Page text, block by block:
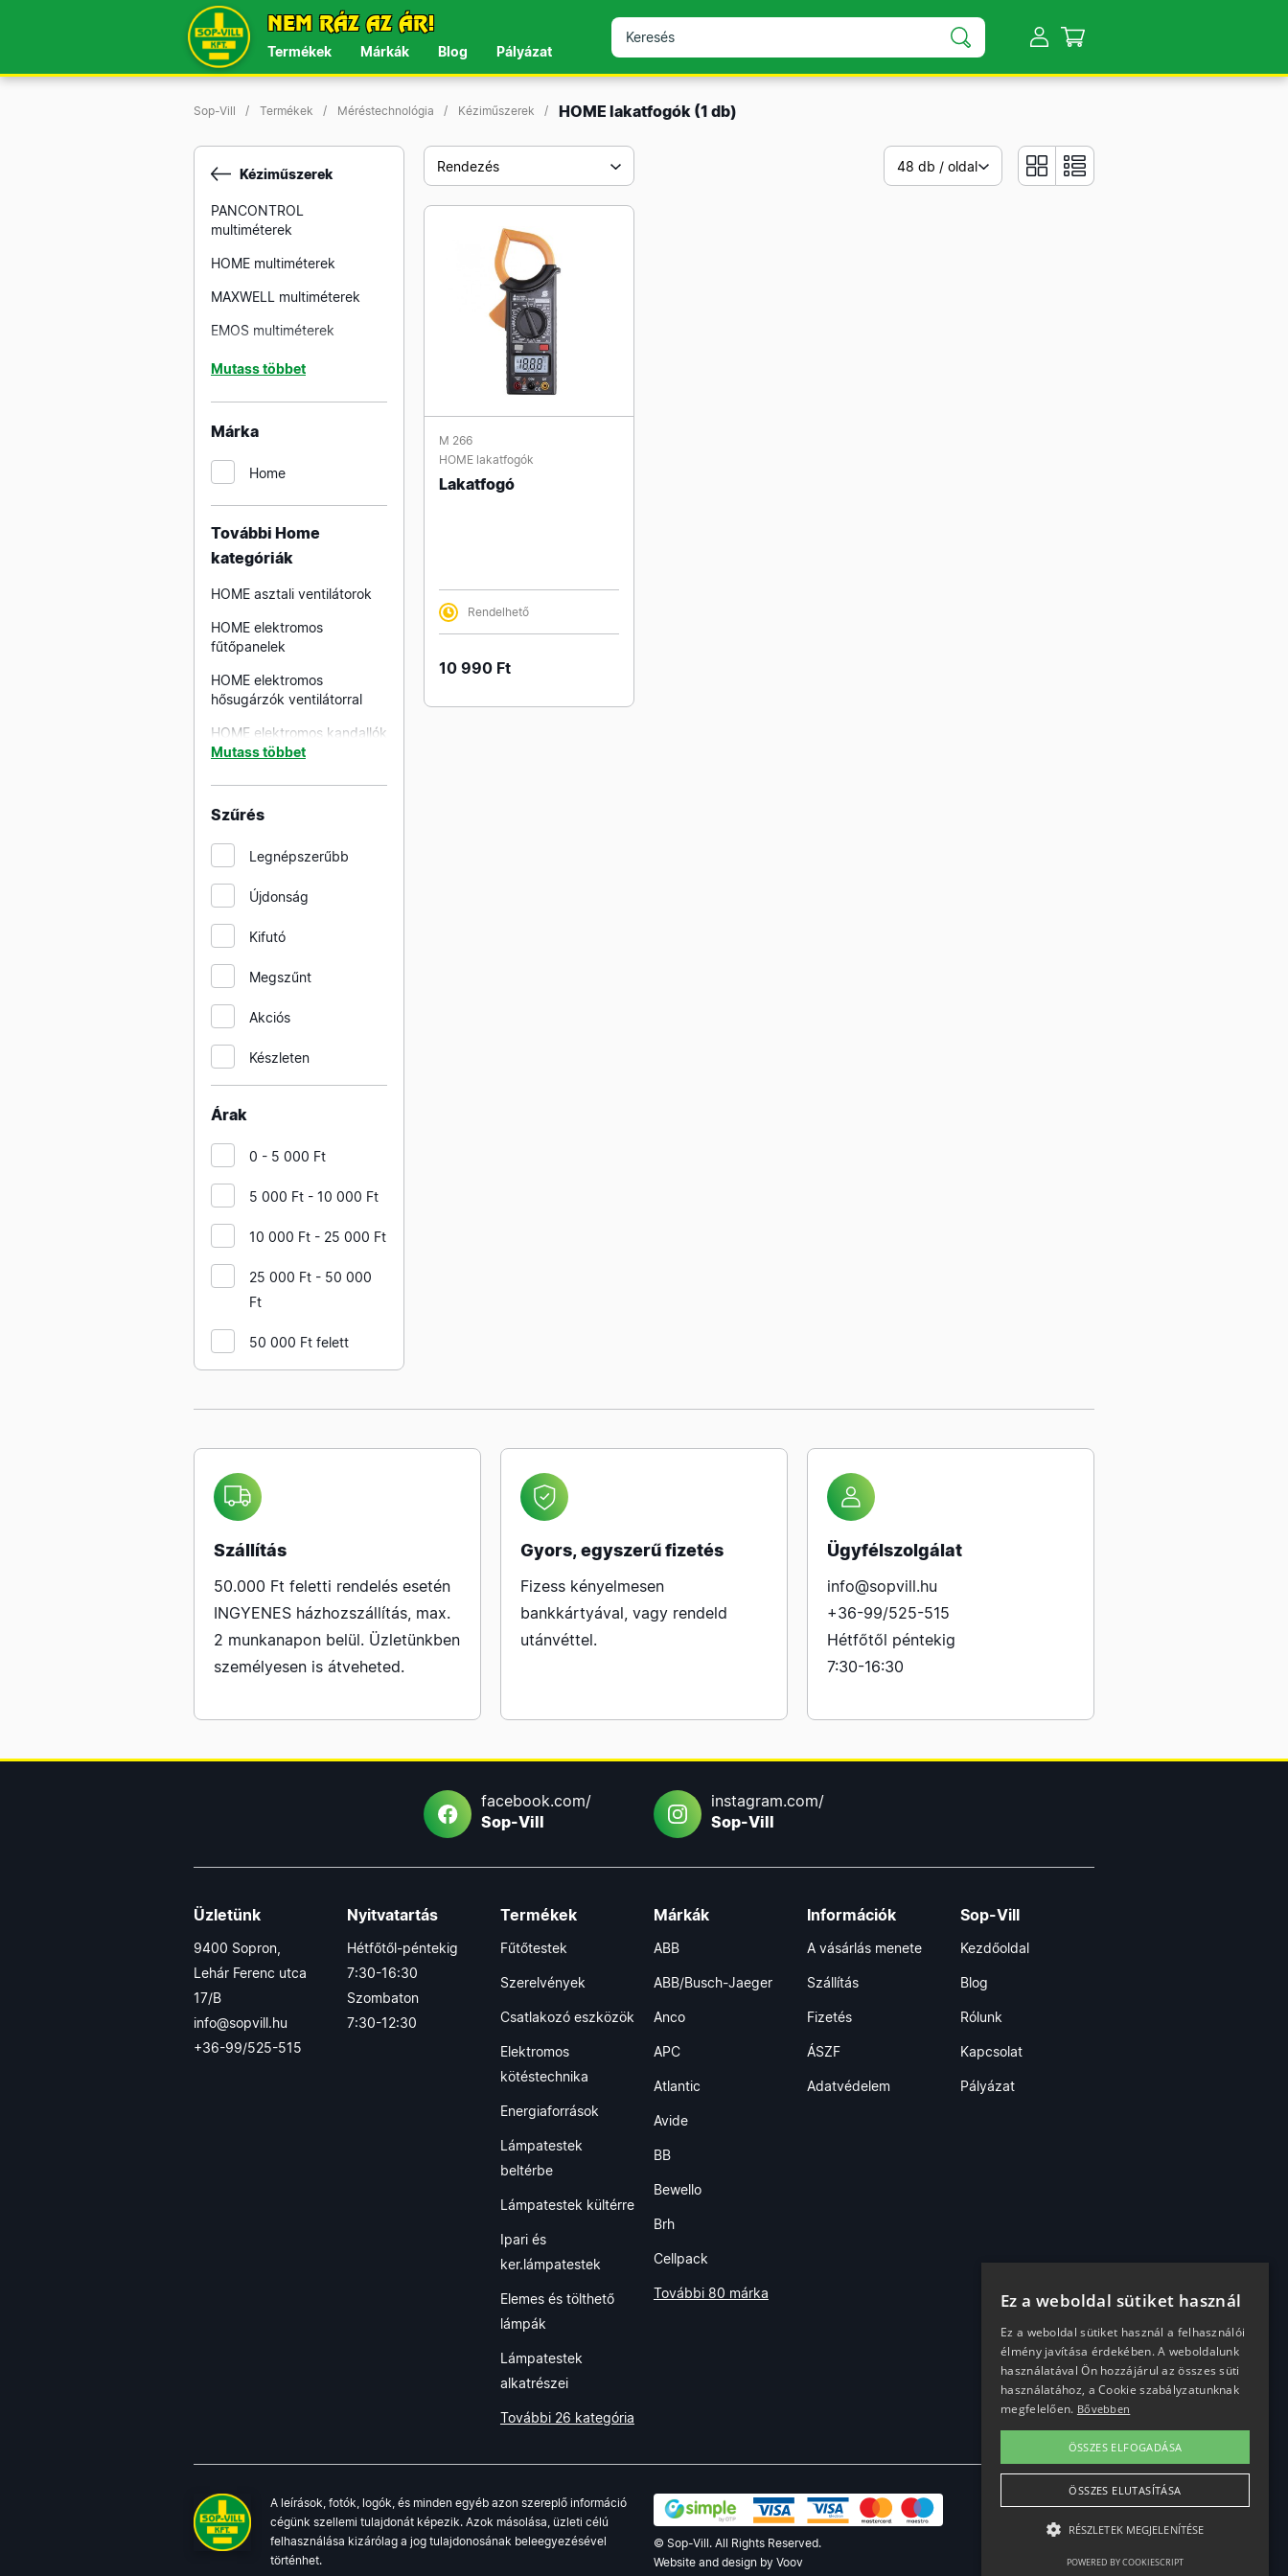
NEM RÁZ AZ ÁR!
Termékek Márkák Blog Pályázat
Sop-Vill Termékek Méréstechnológia Kéziműszerek HOME lakatfogók (1 db)
Kéziműszerek
PANCONTROL
multiméterek
HOME multiméterek
MAXWELL multiméterek
EMOS multiméterek
PANCONTROL lakatfogók
MAXWELL teszterek
ORNO teszterek
Mutass többet
Márka
Home
További Home
kategóriák
HOME asztali ventilátorok
HOME elektromos
fűtőpanelek
HOME elektromos
hősugárzók ventilátorral
HOME elektromos kandallók
akkumulátoros ventilátorok
HOME karácsonyi
HOME karácsonyi
diszvilágítás beltéri
HOME karácsonyi
diszvilágítás kültéri
HOME karácsonyi világító
HOME karácsonyi világító
dekorációk kültérre
HOME T elosztók
HOME oszlop ventilátorok
HOME szerelt hosszabbítók
PVC köpennyel
HOME dobos hosszabbítók
HOME padló ventilátorok
HOME szerelt hosszabbítók
gumi köpennyel
Mutass többet
Szűrés
Legnépszerűbb
Újdonság
Kifutó
Megszűnt
Akciós
Készleten
Árak
0 - 5 000 Ft
5 000 Ft - 10 000 Ft
10 000 Ft - 25 000 Ft
25 000 Ft - 50 000
Ft
50 000 Ft felett
Rendezés 48 db / oldal
M 266
HOME lakatfogók
Lakatfogó
Rendelhető
10 990 Ft
Szállítás
50.000 Ft feletti rendelés esetén
INGYENES házhozszállítás, max.
2 munkanapon belül. Üzletünkben
személyesen is átveheted.
Gyors, egyszerű fizetés
Fizess kényelmesen
bankkártyával, vagy rendeld
utánvéttel.
Ügyfélszolgálat
info@sopvill.hu
+36-99/525-515
Hétfőtől péntekig
7:30-16:30
facebook.com/
Sop-Vill
instagram.com/
Sop-Vill
Üzletünk
9400 Sopron,
Lehár Ferenc utca
17/B
info@sopvill.hu
+36-99/525-515
Nyitvatartás
Hétfőtől-péntekig
7:30-16:30
Szombaton
7:30-12:30
Termékek
Fűtőtestek
Szerelvények
Csatlakozó eszközök
Elektromos
kötéstechnika
Energiaforrások
Lámpatestek
beltérbe
Lámpatestek kültérre
Ipari és
ker.lámpatestek
Elemes és tölthető
lámpák
Lámpatestek
alkatrészei
További 26 kategória
Márkák
ABB
ABB/Busch-Jaeger
Anco
APC
Atlantic
Avide
BB
Bewello
Brh
Cellpack
További 80 márka
Információk
A vásárlás menete
Szállítás
Fizetés
ÁSZF
Adatvédelem
Sop-Vill
Kezdőoldal
Blog
Rólunk
Kapcsolat
Pályázat
A leírások, fotók, logók, és minden egyéb azon szereplő információ
cégünk szellemi tulajdonát képezik. Azok másolása, üzleti célú
felhasználása kizárólag a jog tulajdonosának beleegyezésével
történhet.
© Sop-Vill. All Rights Reserved.
Website and design by Voov
Ez a weboldal sütiket használ
Ez a weboldal sütiket használ a felhasználói
élmény javítása érdekében. A weboldalunk
használatával Ön hozzájárul az összes süti
használatához, a Cookie szabályzatunknak
megfelelően. Bővebben
ÖSSZES ELFOGADÁSA
ÖSSZES ELUTASÍTÁSA
RÉSZLETEK MEGJELENÍTÉSE
POWERED BY COOKIESCRIPT